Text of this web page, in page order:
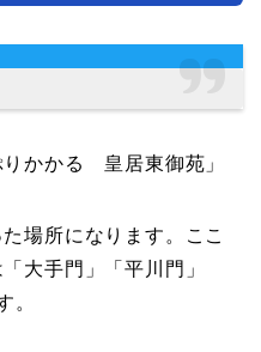
りかかる 皇居東御苑」
場所になります。ここ
大手門」「平川門」
。